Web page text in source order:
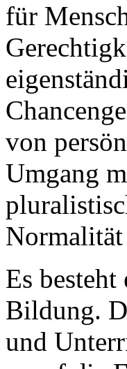
für
von
Umgang
Es
Bildung.
und